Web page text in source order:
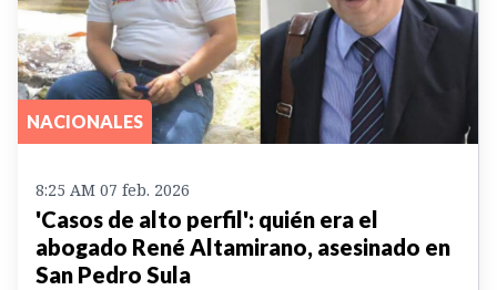
NACIONALES
8:25 AM 07 feb. 2026
'Casos de alto perfil': quién era el
abogado René Altamirano, asesinado en
San Pedro Sula